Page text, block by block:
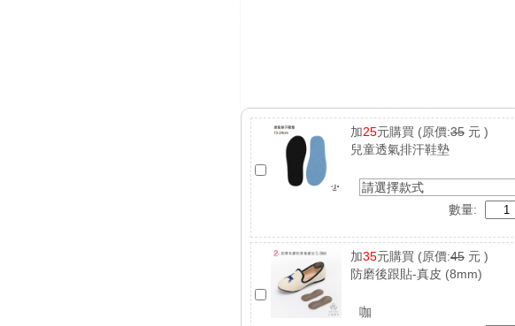
加25元購買 (原價:35 元 )
兒童透氣排汗鞋墊
請選擇款式
數量:
加35元購買 (原價:45 元 )
防磨後跟貼-真皮 (8mm)
咖